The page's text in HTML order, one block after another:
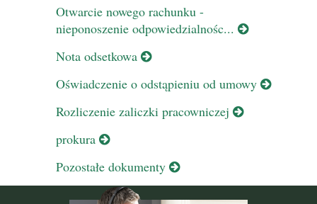
Otwarcie nowego rachunku -
nieponoszenie odpowiedzialnośc...
Nota odsetkowa
Oświadczenie o odstąpieniu od umowy
Rozliczenie zaliczki pracowniczej
prokura
Pozostałe dokumenty